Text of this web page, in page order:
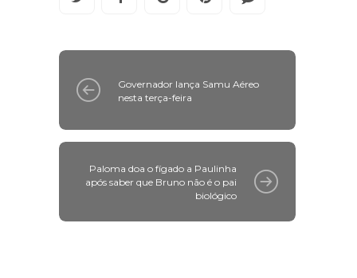
Governador lança Samu Aéreo
nesta terça-feira
Paloma doa o fígado a Paulinha
após saber que Bruno não é o pai
biológico